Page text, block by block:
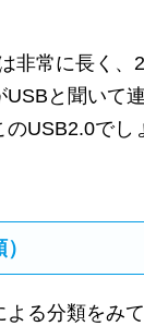
非常に長く、
USBと聞いて
USB2.0でし
よる分類をみ